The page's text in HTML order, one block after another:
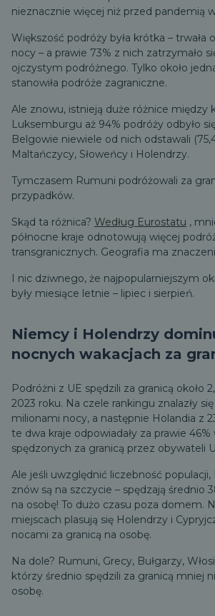
nieznacznie więcej niż przed pandemią
Większość podróży była krótka – trwała
nocy – a prawie 73% z nich zatrzymało
ojczystym podróżnego. Tylko około
stanowiła podróże zagraniczne.
Ale znowu, istnieją duże różnice między
Luksemburgu aż 94% podróży odbyło
Belgowie niewiele od nich odstawali
Maltańczycy, Słoweńcy i Holendrzy.
Tymczasem Rumuni podróżowali za
przypadków.
Skąd ta różnica? Według Eurostatu ,
północne kraje odnotowują więcej
transgranicznych. Geografia ma
I nic dziwnego, że najpopularniejszym
były miesiące letnie – lipiec i sierpień.
Niemcy i Holendrzy
nocnych wakacjach za
Podróżni z UE spędzili za granicą około
2023 roku. Na czele rankingu znalazły
milionami nocy, a następnie Holandia z
te dwa kraje odpowiadały za prawie
spędzonych za granicą przez obywateli
Ale jeśli uwzględnić liczebność
znów są na szczycie – spędzają średnio
na osobę! To dużo czasu poza domem.
miejscach plasują się Holendrzy i
nocami za granicą na osobę.
Na dole? Rumuni, Grecy, Bułgarzy,
którzy średnio spędzili za granicą mniej
osobę.